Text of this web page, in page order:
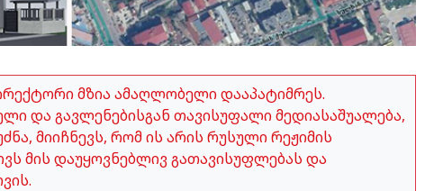
მზია ამაღლობელი დააპატიმრეს.
და გავლენებისგან თავისუფალი მედიასაშუალება,
მიიჩნევს, რომ ის არის რუსული რეჟიმის
მის დაუყოვნებლივ გათავისუფლებას და